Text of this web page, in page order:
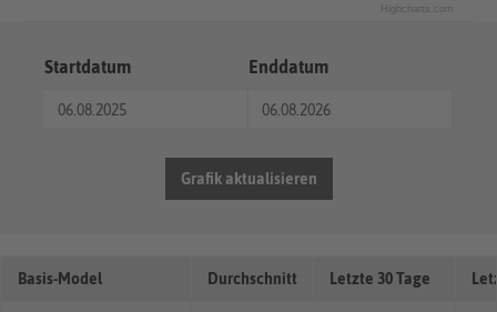
Highcharts.com
Startdatum Enddatum
Grafik aktualisieren
Basis-Model Durchschnitt Letzte 30 Tage